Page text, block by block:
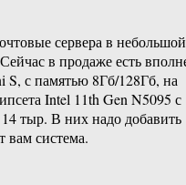
сервера в небольшой
в продаже есть
с памятью 8Гб/128Гб, на
Intel 11th Gen N5095 с
тыр. В них надо добавить
вам система.